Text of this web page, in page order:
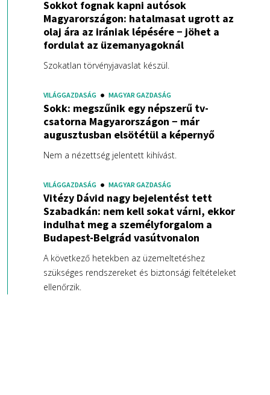
Sokkot fognak kapni autósok
Magyarországon: hatalmasat ugrott az
olaj ára az irániak lépésére − jöhet a
fordulat az üzemanyagoknál
Szokatlan törvényjavaslat készül.
VILÁGGAZDASÁG MAGYAR GAZDASÁG
Sokk: megszűnik egy népszerű tv-
csatorna Magyarországon − már
augusztusban elsötétül a képernyő
Nem a nézettség jelentett kihívást.
VILÁGGAZDASÁG MAGYAR GAZDASÁG
Vitézy Dávid nagy bejelentést tett
Szabadkán: nem kell sokat várni, ekkor
indulhat meg a személyforgalom a
Budapest-Belgrád vasútvonalon
A következő hetekben az üzemeltetéshez
szükséges rendszereket és biztonsági feltételeket
ellenőrzik.